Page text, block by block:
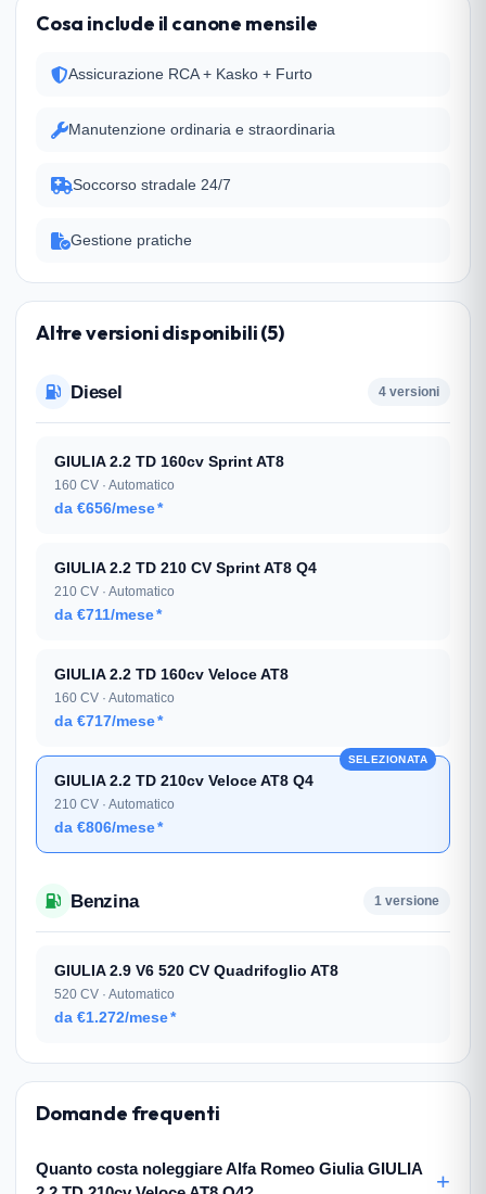
Cosa include il canone mensile
Assicurazione RCA + Kasko + Furto
Manutenzione ordinaria e straordinaria
Soccorso stradale 24/7
Gestione pratiche
Altre versioni disponibili (5)
Diesel 4 versioni
GIULIA 2.2 TD 160cv Sprint AT8
160 CV · Automatico
da €656/mese*
GIULIA 2.2 TD 210 CV Sprint AT8 Q4
210 CV · Automatico
da €711/mese*
GIULIA 2.2 TD 160cv Veloce AT8
160 CV · Automatico
da €717/mese*
GIULIA 2.2 TD 210cv Veloce AT8 Q4
210 CV · Automatico
da €806/mese*
SELEZIONATA
Benzina 1 versione
GIULIA 2.9 V6 520 CV Quadrifoglio AT8
520 CV · Automatico
da €1.272/mese*
Domande frequenti
Quanto costa noleggiare Alfa Romeo Giulia GIULIA